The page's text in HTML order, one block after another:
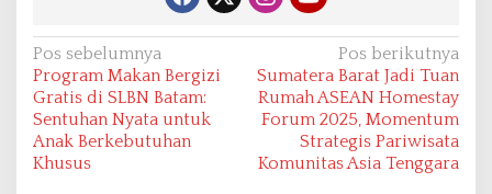
N
a
v
i
Pos sebelumnya
Program Makan Bergizi
Gratis di SLBN Batam:
Sentuhan Nyata untuk
Anak Berkebutuhan
Khusus
Pos berikutnya
Sumatera Barat Jadi Tuan
Rumah ASEAN Homestay
Forum 2025, Momentum
Strategis Pariwisata
Komunitas Asia Tenggara